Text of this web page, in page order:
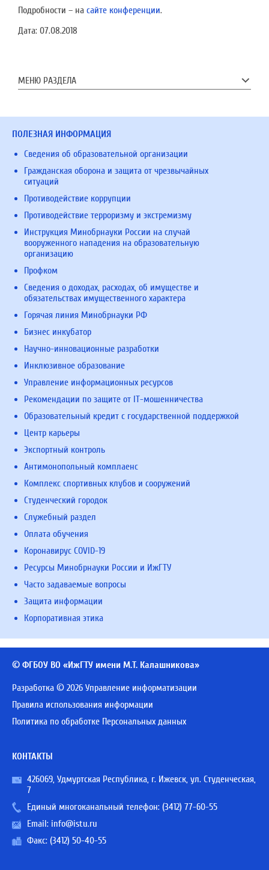
Подробности – на сайте конференции.
Дата: 07.08.2018
МЕНЮ РАЗДЕЛА
ПОЛЕЗНАЯ ИНФОРМАЦИЯ
Сведения об образовательной организации
Гражданская оборона и защита от чрезвычайных
ситуаций
Противодействие коррупции
Противодействие терроризму и экстремизму
Инструкция Минобрнауки России на случай
вооруженного нападения на образовательную
организацию
Профком
Сведения о доходах, расходах, об имуществе и
обязательствах имущественного характера
Горячая линия Минобрнауки РФ
Бизнес инкубатор
Научно-инновационные разработки
Инклюзивное образование
Управление информационных ресурсов
Рекомендации по защите от IT-мошенничества
Образовательный кредит с государственной поддержкой
Центр карьеры
Экспортный контроль
Антимонопольный комплаенс
Комплекс спортивных клубов и сооружений
Студенческий городок
Служебный раздел
Оплата обучения
Коронавирус COVID-19
Ресурсы Минобрнауки России и ИжГТУ
Часто задаваемые вопросы
Защита информации
Корпоративная этика
© ФГБОУ ВО «ИжГТУ имени М.Т. Калашникова»
Разработка © 2026 Управление информатизации
Правила использования информации
Политика по обработке Персональных данных
КОНТАКТЫ
426069, Удмуртская Республика, г. Ижевск, ул. Студенческая,
7
Единый многоканальный телефон: (3412) 77-60-55
Email: info@istu.ru
Факс: (3412) 50-40-55